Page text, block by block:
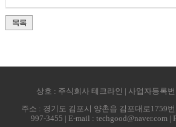
상호 : 주식회사 테크라인 | 사업자등록
주소 : 경기도 김포시 양촌읍 김포대로1759
997-3455 | E-mail : techgood@naver.com |